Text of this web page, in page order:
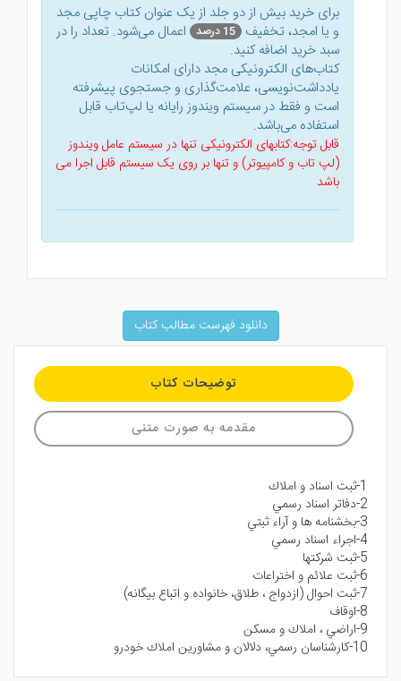
برای خرید بیش از دو جلد از یک عنوان کتاب‌ چاپی مجد
و یا امجد، تخفیف 15 درصد
اعمال می‌شود. تعداد را در
سبد خرید اضافه کنید.
کتاب‌های الکترونیکی مجد دارای امکانات
یادداشت‌نویسی، علامت‌گذاری و جستجوی پیشرفته
است و فقط در سیستم ویندوز رایانه یا لپ‌تاب قابل
استفاده می‌باشد.
قابل توجه:کتابهای الکترونیکی تنها در سیستم عامل ویندوز
(لپ تاب و کامپیوتر) و تنها بر روی یک سیستم قابل اجرا می
باشد
دانلود فهرست مطالب کتاب
توضیحات کتاب
مقدمه به صورت متنی
1-ثبت اسناد و املاك
2-دفاتر اسناد رسمي
3-بخشنامه ها و آراء ثبتي
4-اجراء اسناد رسمي
5-ثبت شركتها
6-ثبت علائم و اختراعات
7-ثبت احوال (ازدواج ، طلاق، خانواده و اتباع بيگانه)
8-اوقاف
9-اراضي ، املاك و مسكن
10-كارشناسان رسمي، دلالان و مشاورين املاك خودرو